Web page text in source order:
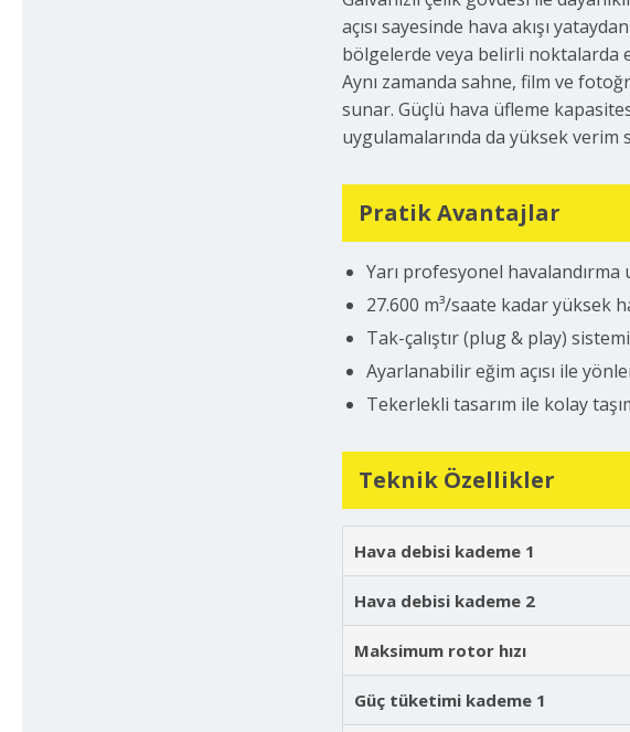
açısı sayesinde hava akışı
bölgelerde veya belirli noktalarda
Aynı zamanda sahne, film ve
sunar. Güçlü hava üfleme
uygulamalarında da yüksek verim
Pratik Avantajlar
Yarı profesyonel
27.600 m³/saate kadar yüksek
Tak-çalıştır (plug & play)
Ayarlanabilir eğim açısı ile
Tekerlekli tasarım ile kolay
Teknik Özellikler
Hava debisi kademe 1
Hava debisi kademe 2
Maksimum rotor hızı
Güç tüketimi kademe 1